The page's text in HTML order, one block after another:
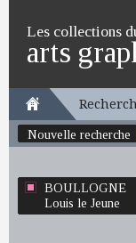
Les collections
arts
Nouvelle recherche
BOULLOGNE
Louis le Jeune